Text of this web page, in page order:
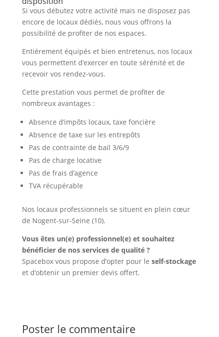
Si vous débutez votre activité mais ne disposez pas
encore de locaux dédiés, nous vous offrons la
possibilité de profiter de nos espaces.
Entièrement équipés et bien entretenus, nos locaux
vous permettent d’exercer en toute sérénité et de
recevoir vos rendez-vous.
Cette prestation vous permet de profiter de
nombreux avantages :
Absence d’impôts locaux, taxe foncière
Absence de taxe sur les entrepôts
Pas de contrainte de bail 3/6/9
Pas de charge locative
Pas de frais d’agence
TVA récupérable
Nos locaux professionnels se situent en plein cœur
de Nogent-sur-Seine (10).
Vous êtes un(e) professionnel(e) et souhaitez
bénéficier de nos services de qualité ?
Spacebox vous propose d’opter pour le self-stockage
et d’obtenir un premier devis offert.
Poster le commentaire